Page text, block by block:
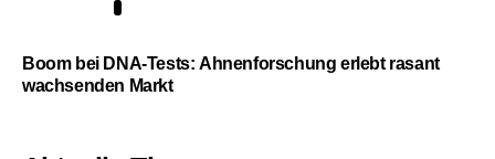
Boom bei DNA-Tests: Ahnenforschung erlebt rasant
wachsenden Markt